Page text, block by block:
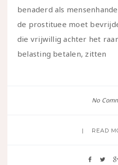
benaderd als
de prostituee moet
die vrijwillig achter het
belasting betalen, zitten
No
READ